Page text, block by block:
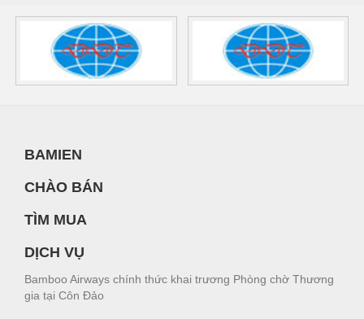
BAMIEN
CHÀO BÁN
TÌM MUA
DỊCH VỤ
Bamboo Airways chính thức khai trương Phòng chờ Thương
gia tại Côn Đảo